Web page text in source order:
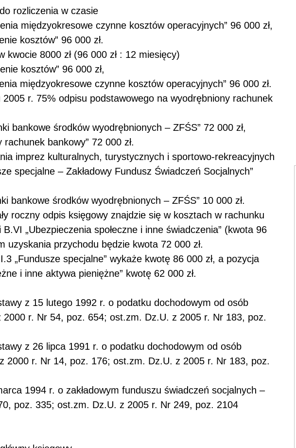
rozliczenia w czasie
międzyokresowe czynne kosztów operacyjnych” 96 000 zł,
kosztów” 96 000 zł.
kwocie 8000 zł (96 000 zł : 12 miesięcy)
kosztów” 96 000 zł,
międzyokresowe czynne kosztów operacyjnych” 96 000 zł.
r. 75% odpisu podstawowego na wyodrębniony rachunek
bankowe środków wyodrębnionych – ZFŚS” 72 000 zł,
rachunek bankowy” 72 000 zł.
imprez kulturalnych, turystycznych i sportowo-rekreacyjnych
specjalne – Zakładowy Fundusz Świadczeń Socjalnych”
bankowe środków wyodrębnionych – ZFŚS” 10 000 zł.
roczny odpis księgowy znajdzie się w kosztach w rachunku
„Ubezpieczenia społeczne i inne świadczenia” (kwota 96
uzyskania przychodu będzie kwota 72 000 zł.
„Fundusze specjalne” wykaże kwotę 86 000 zł, a pozycja
i inne aktywa pieniężne” kwotę 62 000 zł.
z 15 lutego 1992 r. o podatku dochodowym od osób
r. Nr 54, poz. 654; ost.zm. Dz.U. z 2005 r. Nr 183, poz.
z 26 lipca 1991 r. o podatku dochodowym od osób
2000 r. Nr 14, poz. 176; ost.zm. Dz.U. z 2005 r. Nr 183, poz.
1994 r. o zakładowym funduszu świadczeń socjalnych –
poz. 335; ost.zm. Dz.U. z 2005 r. Nr 249, poz. 2104